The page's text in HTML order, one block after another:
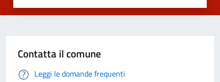
Contatta il comune
Leggi le domande frequenti